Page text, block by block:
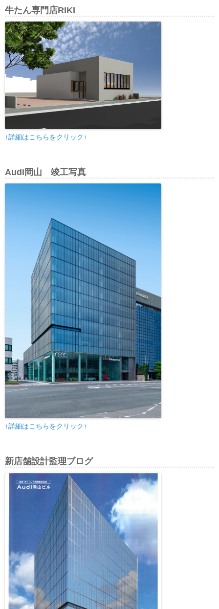
牛たん専門店RIKI
↑詳細はこちらをクリック↑
Audi岡山 竣工写真
↑詳細はこちらをクリック↑
新店舗設計監理ブログ